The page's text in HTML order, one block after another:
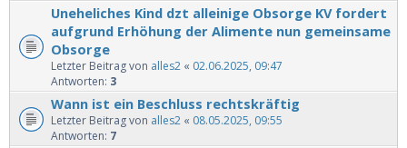
Uneheliches Kind dzt alleinige Obsorge KV fordert
aufgrund Erhöhung der Alimente nun gemeinsame
Obsorge
Letzter Beitrag von alles2 « 02.06.2025, 09:47
Antworten: 3
Wann ist ein Beschluss rechtskräftig
Letzter Beitrag von alles2 « 08.05.2025, 09:55
Antworten: 7